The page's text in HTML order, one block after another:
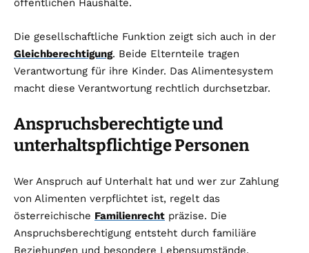
öffentlichen Haushalte.
Die gesellschaftliche Funktion zeigt sich auch in der
Gleichberechtigung. Beide Elternteile tragen
Verantwortung für ihre Kinder. Das Alimentesystem
macht diese Verantwortung rechtlich durchsetzbar.
Anspruchsberechtigte und
unterhaltspflichtige Personen
Wer Anspruch auf Unterhalt hat und wer zur Zahlung
von Alimenten verpflichtet ist, regelt das
österreichische Familienrecht präzise. Die
Anspruchsberechtigung entsteht durch familiäre
Beziehungen und besondere Lebensumstände.